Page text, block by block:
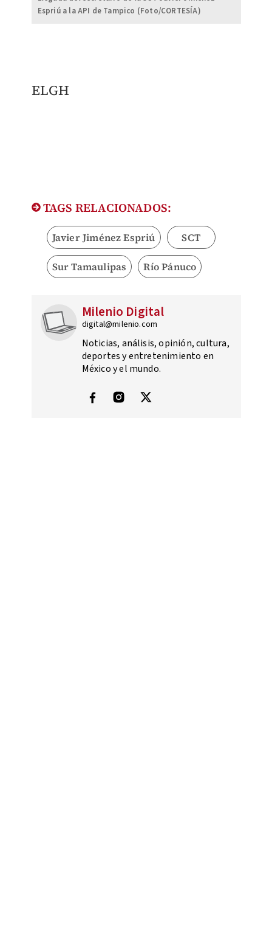
Espriú a la API de Tampico (Foto/CORTESÍA)
ELGH
TAGS RELACIONADOS:
Javier Jiménez Espriú SCT
Sur Tamaulipas Río Pánuco
Milenio Digital
digital@milenio.com
Noticias, análisis, opinión, cultura,
deportes y entretenimiento en
México y el mundo.